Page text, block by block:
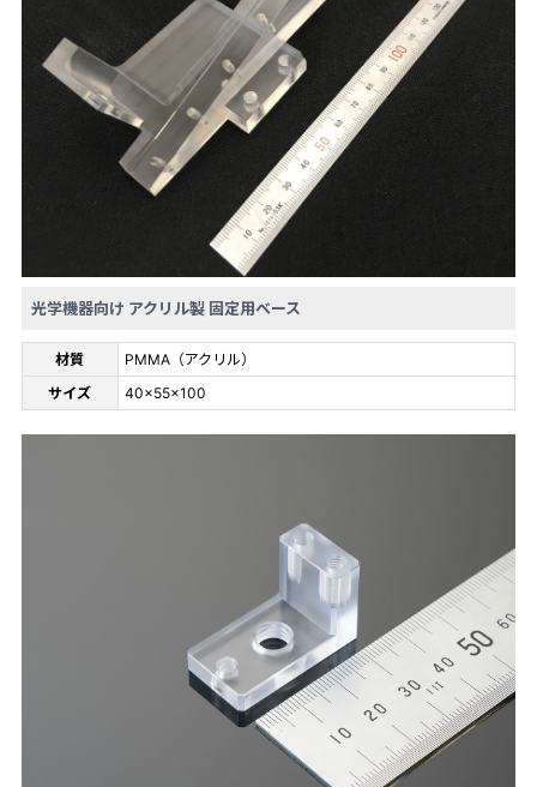
光学機器向け アクリル製 固定用ベース
材質
PMMA（アクリル）
サイズ
40×55×100